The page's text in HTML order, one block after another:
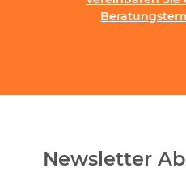
Newsletter